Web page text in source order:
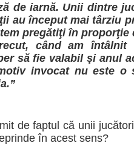
de iarnă. Unii dintre
au început mai târziu
pregătiţi în proporţie
când am întâlnit
să fie valabil şi anul
invocat nu este o
de faptul că unii
în acest sens?